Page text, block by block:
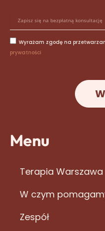
a
i
Wyrażam zgodę na
prywatności
Menu
Terapia Warszawa
W czym
Zespół